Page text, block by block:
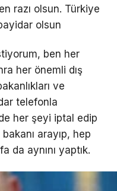
razı olsun. Türkiye
olsun
ben her
her önemli dış
ve
telefonla
her şeyi iptal edip
arayıp, hep
da aynını yaptık.